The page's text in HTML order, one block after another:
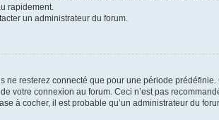
rapidement.
un administrateur du forum.
resterez connecté que pour une période
votre connexion au forum. Ceci n’est pas
à cocher, il est probable qu’un administrateur du